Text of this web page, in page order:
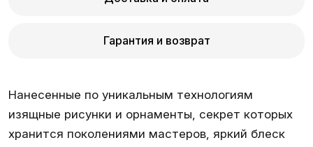
Гарантия и возврат
Нанесенные по уникальным технологиям
изящные рисунки и орнаменты, секрет которых
хранится поколениями мастеров, яркий блеск